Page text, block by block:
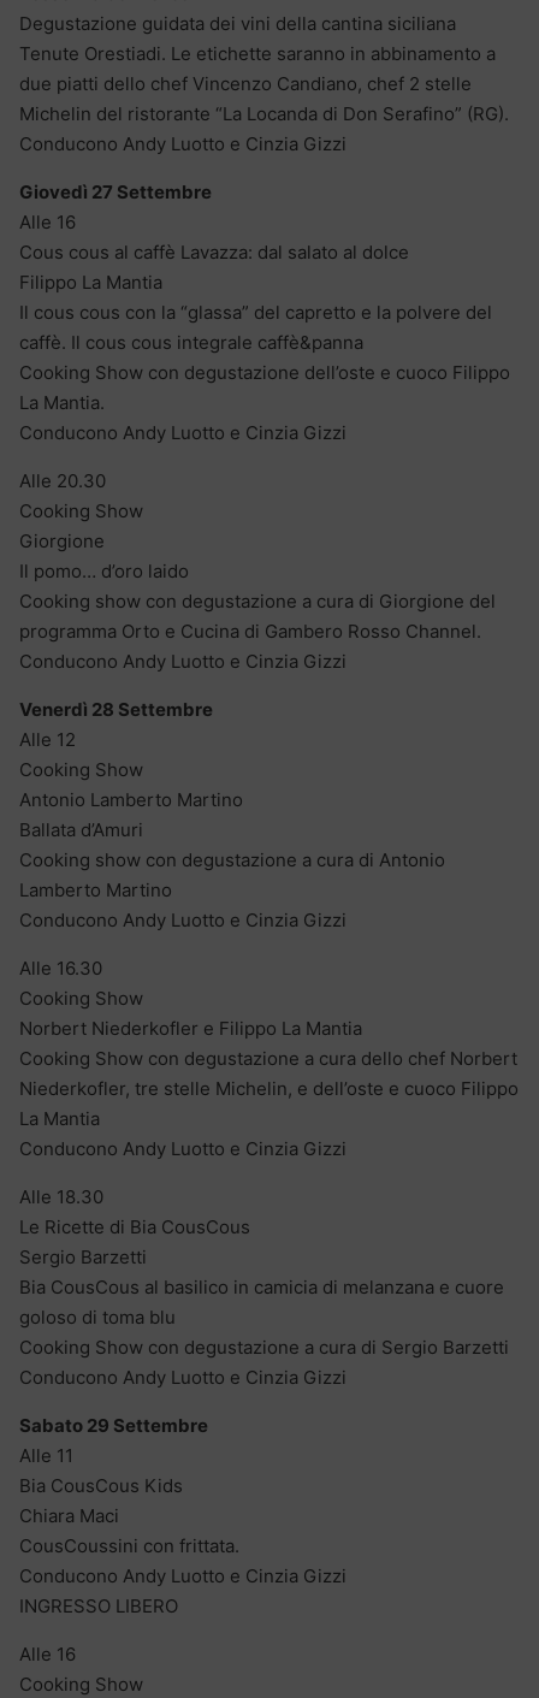
Degustazione guidata dei vini della cantina siciliana
Tenute Orestiadi. Le etichette saranno in abbinamento a
due piatti dello chef Vincenzo Candiano, chef 2 stelle
Michelin del ristorante “La Locanda di Don Serafino” (RG).
Conducono Andy Luotto e Cinzia Gizzi
Giovedì 27 Settembre
Alle 16
Cous cous al caffè Lavazza: dal salato al dolce
Filippo La Mantia
Il cous cous con la “glassa” del capretto e la polvere del
caffè. Il cous cous integrale caffè&panna
Cooking Show con degustazione dell’oste e cuoco Filippo
La Mantia.
Conducono Andy Luotto e Cinzia Gizzi
Alle 20.30
Cooking Show
Giorgione
Il pomo… d’oro laido
Cooking show con degustazione a cura di Giorgione del
programma Orto e Cucina di Gambero Rosso Channel.
Conducono Andy Luotto e Cinzia Gizzi
Venerdì 28 Settembre
Alle 12
Cooking Show
Antonio Lamberto Martino
Ballata d’Amuri
Cooking show con degustazione a cura di Antonio
Lamberto Martino
Conducono Andy Luotto e Cinzia Gizzi
Alle 16.30
Cooking Show
Norbert Niederkofler e Filippo La Mantia
Cooking Show con degustazione a cura dello chef Norbert
Niederkofler, tre stelle Michelin, e dell’oste e cuoco Filippo
La Mantia
Conducono Andy Luotto e Cinzia Gizzi
Alle 18.30
Le Ricette di Bia CousCous
Sergio Barzetti
Bia CousCous al basilico in camicia di melanzana e cuore
goloso di toma blu
Cooking Show con degustazione a cura di Sergio Barzetti
Conducono Andy Luotto e Cinzia Gizzi
Sabato 29 Settembre
Alle 11
Bia CousCous Kids
Chiara Maci
CousCoussini con frittata.
Conducono Andy Luotto e Cinzia Gizzi
INGRESSO LIBERO
Alle 16
Cooking Show